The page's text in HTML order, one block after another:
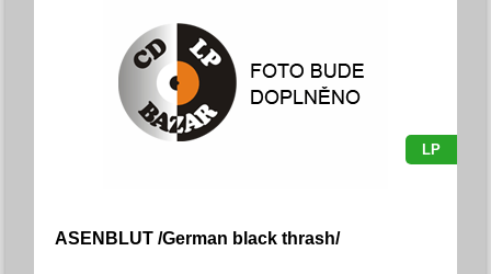
LP
ASENBLUT /German black thrash/